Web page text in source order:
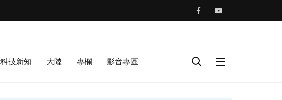
科技新知 大陸 專欄 影音專區